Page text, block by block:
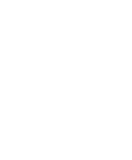
ました。 初のマイカーとい